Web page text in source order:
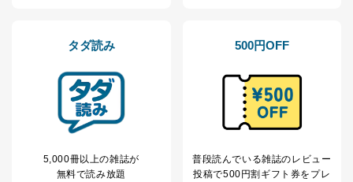
により当該事務の遂行に支障を及ぼすおそれがあると
き。
だ企業に、業務の一部として個人情報の取扱いを委
託・提供する場合、その業務に必要な範囲で委託・提
供先企業に個人情報を開示することがあります。
委託・提供先企業は具体的には以下のような企業です
委託先：カスタマーサポート支援会社 、クレジッ
トカード決済などの決済代行・料金回収会社、広
タダ読み
5,000冊以上の雑誌が
無料で読み放題
500円OFF
普段読んでいる雑誌のレビュー
投稿で500円割ギフト券をプレ